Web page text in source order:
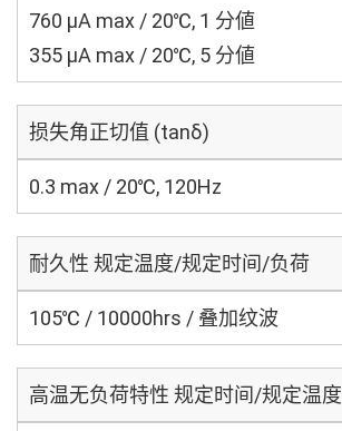
760 μA max / 20℃, 1 分値
355 μA max / 20℃, 5 分値
损失角正切值 (tanδ)
0.3 max / 20℃, 120Hz
耐久性 规定温度/规定时间/负荷
105℃ / 10000hrs / 叠加纹波
高温无负荷特性 规定时间/规定温度